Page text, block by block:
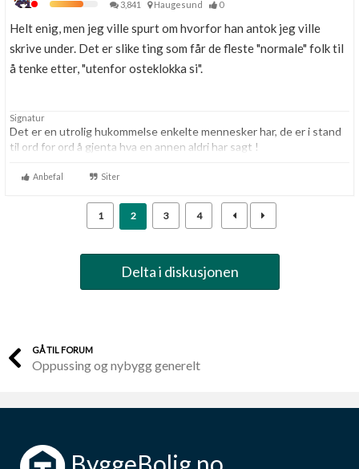
3,841
Haugesund 0
Helt enig, men jeg ville spurt om hvorfor han antok jeg ville
skrive under. Det er slike ting som får de fleste "normale" folk til
å tenke etter, "utenfor osteklokka si".
Signatur
Det er en utrolig hukommelse enkelte mennesker har, de er i stand
til ord for ord å gjenta hva en annen aldri har sagt !
Anbefal Siter
1 2 3 4
Delta i diskusjonen
GÅ TIL FORUM
Oppussing og nybygg generelt